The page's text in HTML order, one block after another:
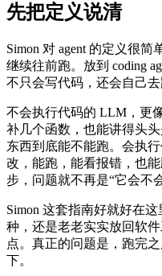
先把定义说清
Simon 对 agent 的定义很
继续往前跑。放到 coding
不只会写代码，还会自己去
不会执行代码的 LLM，更
补几个函数，也能讲得头
东西到底能不能跑。会执
改，能跑，能看报错，也
步，问题就不再是“它会不
Simon 这套指南好就好在
种，还是老老实实放回软
点。真正的问题是，跑完
下。